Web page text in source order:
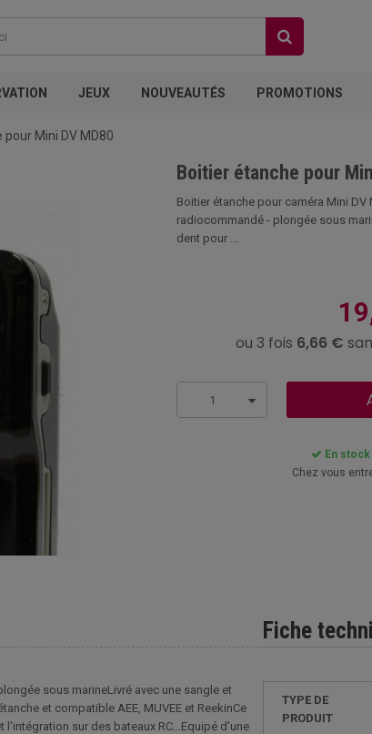
JEUX NOUVEAUTÉS PROMOTIONS
Mini DV MD80
Boitier étanche pour
Boitier étanche pour caméra Mini DV
radiocommandé - plongée sous
dent pour ...
1
En
Chez vous
Fiche
TYPE DE
PRODUIT
sous marineLivré avec une sangle et
et compatible AEE, MUVEE et ReekinCe
sur des bateaux RC...Equipé d'une